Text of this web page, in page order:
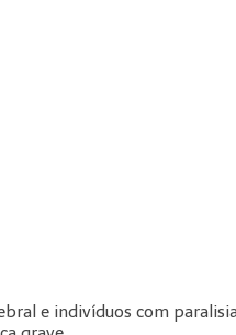
e indivíduos com